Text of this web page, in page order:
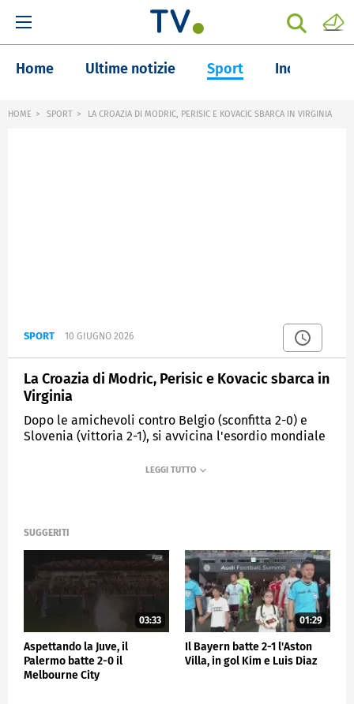
Home Ultime notizie Sport Inchieste
HOME SPORT LA CROAZIA DI MODRIC, PERISIC E KOVACIC SBARCA IN VIRGINIA
SPORT 10 GIUGNO 2026
La Croazia di Modric, Perisic e Kovacic sbarca in
Virginia
Dopo le amichevoli contro Belgio (sconfitta 2-0) e
Slovenia (vittoria 2-1), si avvicina l'esordio mondiale
SUGGERITI
03:33
Aspettando la Juve, il
Palermo batte 2-0 il
Melbourne City
01:29
Il Bayern batte 2-1 l'Aston
Villa, in gol Kim e Luis Diaz